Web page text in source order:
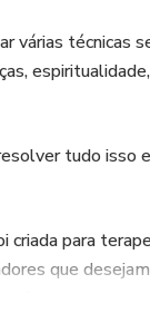
várias técnicas
tudo isso
criada para
que